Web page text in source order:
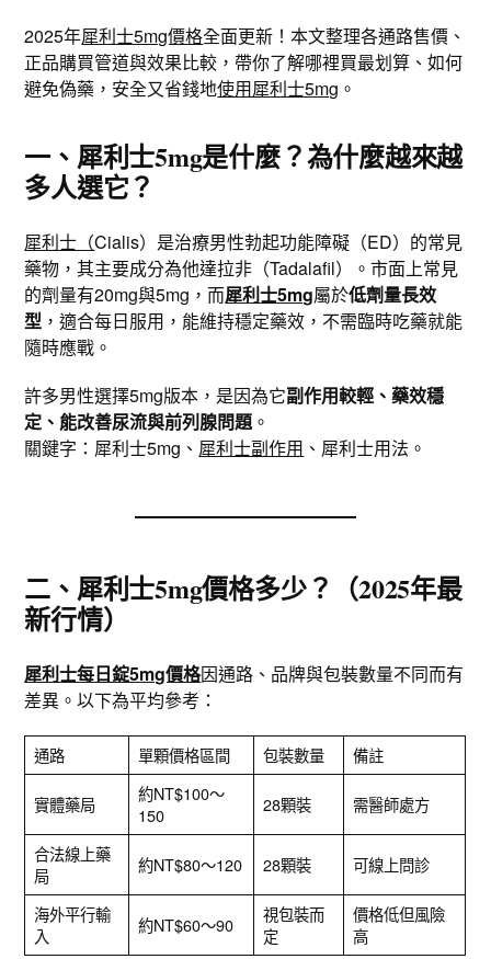
2025年犀利士5mg價格全面更新！本文整理各通路售價、
正品購買管道與效果比較，帶你了解哪裡買最划算、如何
避免偽藥，安全又省錢地使用犀利士5mg 。
一、犀利士5mg是什麼？為什麼越來越
多人選它？
犀利士（Cialis）是治療男性勃起功能障礙（ED）的常見
藥物，其主要成分為他達拉非（Tadalafil）。市面上常見
的劑量有20mg與5mg，而犀利士5mg屬於低劑量長效
型 ，適合每日服用，能維持穩定藥效，不需臨時吃藥就能
隨時應戰。
許多男性選擇5mg版本，是因為它副作用較輕、藥效穩
定、能改善尿流與前列腺問題。
關鍵字：犀利士5mg、 犀利士副作用 、犀利士用法。
二、犀利士5mg價格多少？（2025年最
新行情）
犀利士每日錠5mg價格因通路、品牌與包裝數量不同而有
差異。以下為平均參考：
通路 單顆價格區間 包裝數量 備註
實體藥局
約NT$100～
150
28顆裝 需醫師處方
合法線上藥
局
約NT$80～120 28顆裝 可線上問診
海外平行輸
入
約NT$60～90
視包裝而
定
價格低但風險
高